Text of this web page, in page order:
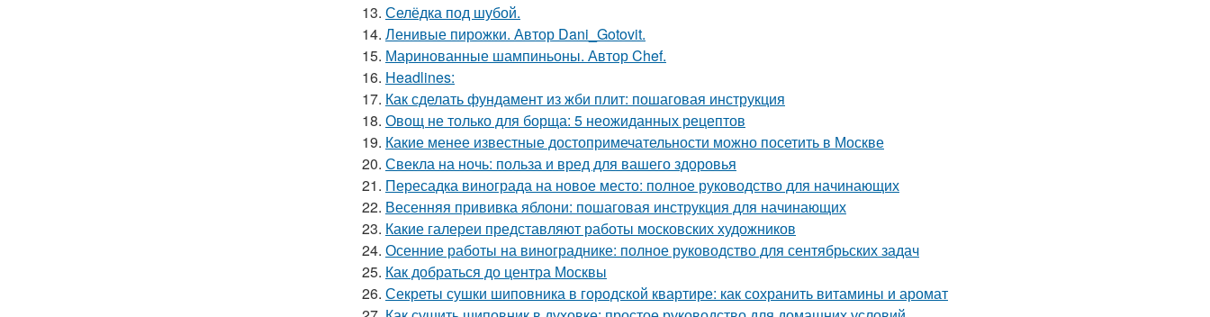
13. Селёдка под шубой.
14. Ленивые пирожки. Автор Dani_Gotovit.
15. Маринованные шампиньоны. Автор Chef.
16. Headlines:
17. Как сделать фундамент из жби плит: пошаговая инструкция
18. Овощ не только для борща: 5 неожиданных рецептов
19. Какие менее известные достопримечательности можно посетить в Москве
20. Свекла на ночь: польза и вред для вашего здоровья
21. Пересадка винограда на новое место: полное руководство для начинающих
22. Весенняя прививка яблони: пошаговая инструкция для начинающих
23. Какие галереи представляют работы московских художников
24. Осенние работы на винограднике: полное руководство для сентябрьских задач
25. Как добраться до центра Москвы
26. Секреты сушки шиповника в городской квартире: как сохранить витамины и аромат